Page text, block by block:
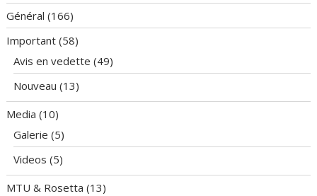
Général (166)
Important (58)
Avis en vedette (49)
Nouveau (13)
Media (10)
Galerie (5)
Videos (5)
MTU & Rosetta (13)